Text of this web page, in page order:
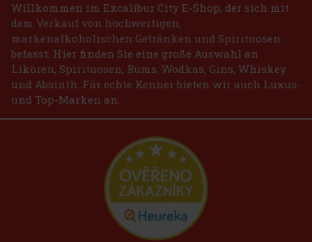
Willkommen im Excalibur City E-Shop, der sich mit
dem Verkauf von hochwertigen,
markenalkoholischen Getränken und Spirituosen
befasst. Hier finden Sie eine große Auswahl an
Likören, Spirituosen, Rums, Wodkas, Gins, Whiskey
und Absinth. Für echte Kenner bieten wir auch Luxus-
und Top-Marken an.